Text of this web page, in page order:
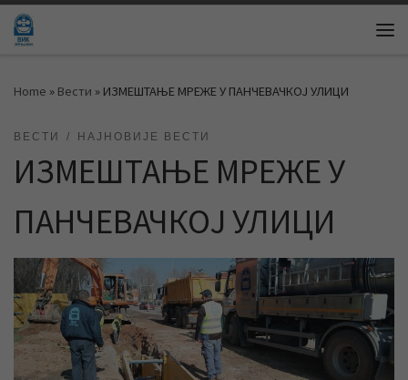
Skip to content
Home » Вести » ИЗМЕШТАЊЕ МРЕЖЕ У ПАНЧЕВАЧКОЈ УЛИЦИ
ВЕСТИ НАЈНОВИЈЕ ВЕСТИ
ИЗМЕШТАЊЕ МРЕЖЕ У
ПАНЧЕВАЧКОЈ УЛИЦИ